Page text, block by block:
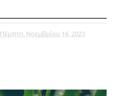
Πέμπτη, Νοεμβρίου 16, 2023